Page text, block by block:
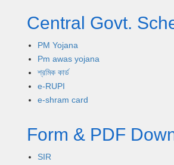
Central Govt.
PM Yojana
Pm awas yojana
শ্রমিক কার্ড
e-RUPI
e-shram card
Form & PDF
SIR